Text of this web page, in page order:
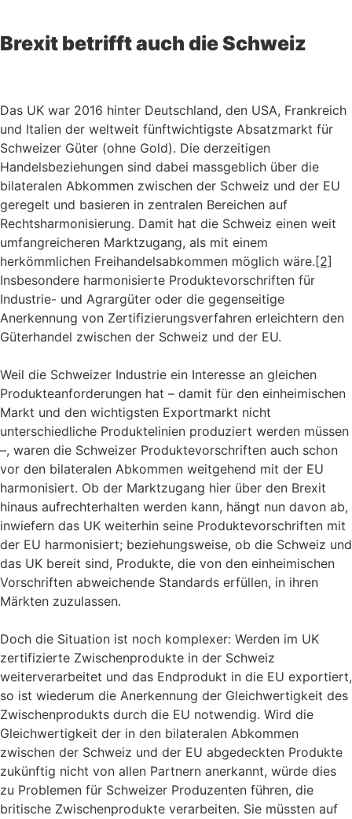
Brexit betrifft auch die Schweiz
Das UK war 2016 hinter Deutschland, den USA, Frankreich
und Italien der weltweit fünftwichtigste Absatzmarkt für
Schweizer Güter (ohne Gold). Die derzeitigen
Handelsbeziehungen sind dabei massgeblich über die
bilateralen Abkommen zwischen der Schweiz und der EU
geregelt und basieren in zentralen Bereichen auf
Rechtsharmonisierung. Damit hat die Schweiz einen weit
umfangreicheren Marktzugang, als mit einem
herkömmlichen Freihandelsabkommen möglich wäre. [2]
Insbesondere harmonisierte Produktevorschriften für
Industrie- und Agrargüter oder die gegenseitige
Anerkennung von Zertifizierungsverfahren erleichtern den
Güterhandel zwischen der Schweiz und der EU.
Weil die Schweizer Industrie ein Interesse an gleichen
Produkteanforderungen hat – damit für den einheimischen
Markt und den wichtigsten Exportmarkt nicht
unterschiedliche Produktelinien produziert werden müssen
–, waren die Schweizer Produktevorschriften auch schon
vor den bilateralen Abkommen weitgehend mit der EU
harmonisiert. Ob der Marktzugang hier über den Brexit
hinaus aufrechterhalten werden kann, hängt nun davon ab,
inwiefern das UK weiterhin seine Produktevorschriften mit
der EU harmonisiert; beziehungsweise, ob die Schweiz und
das UK bereit sind, Produkte, die von den einheimischen
Vorschriften abweichende Standards erfüllen, in ihren
Märkten zuzulassen.
Doch die Situation ist noch komplexer: Werden im UK
zertifizierte Zwischenprodukte in der Schweiz
weiterverarbeitet und das Endprodukt in die EU exportiert,
so ist wiederum die Anerkennung der Gleichwertigkeit des
Zwischenprodukts durch die EU notwendig. Wird die
Gleichwertigkeit der in den bilateralen Abkommen
zwischen der Schweiz und der EU abgedeckten Produkte
zukünftig nicht von allen Partnern anerkannt, würde dies
zu Problemen für Schweizer Produzenten führen, die
britische Zwischenprodukte verarbeiten. Sie müssten auf